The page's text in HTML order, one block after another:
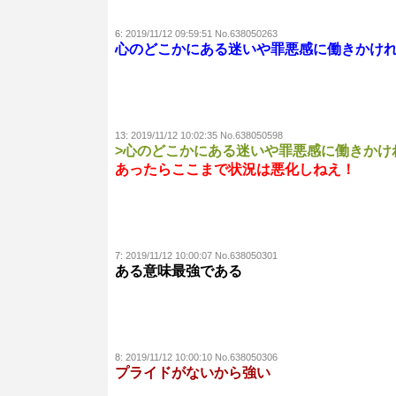
6: 2019/11/12 09:59:51 No.638050263
心のどこかにある迷いや罪悪感に働きかけ
13: 2019/11/12 10:02:35 No.638050598
>心のどこかにある迷いや罪悪感に働きかけ
あったらここまで状況は悪化しねえ！
7: 2019/11/12 10:00:07 No.638050301
ある意味最強である
8: 2019/11/12 10:00:10 No.638050306
プライドがないから強い